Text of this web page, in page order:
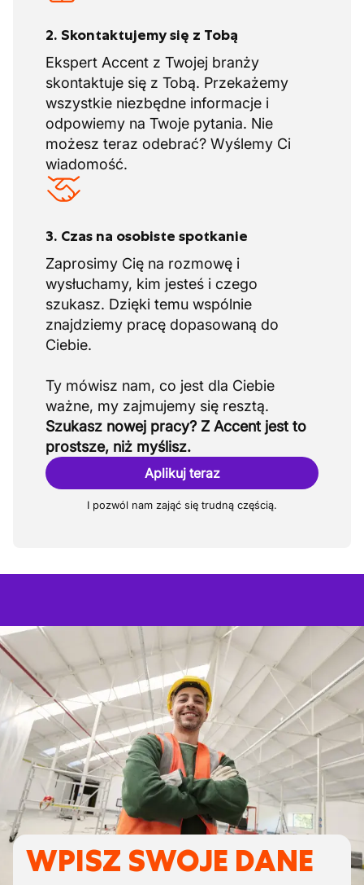
2. Skontaktujemy się z Tobą
Ekspert Accent z Twojej branży
skontaktuje się z Tobą. Przekażemy
wszystkie niezbędne informacje i
odpowiemy na Twoje pytania. Nie
możesz teraz odebrać? Wyślemy Ci
wiadomość.
3. Czas na osobiste spotkanie
Zaprosimy Cię na rozmowę i
wysłuchamy, kim jesteś i czego
szukasz. Dzięki temu wspólnie
znajdziemy pracę dopasowaną do
Ciebie.
Ty mówisz nam, co jest dla Ciebie
Szukasz nowej pracy? Z Accent jest to
prostsze, niż myślisz.
Aplikuj teraz
I pozwól nam zająć się trudną częścią.
WPISZ SWOJE DANE